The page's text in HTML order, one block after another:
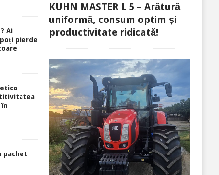
Ai
pierde
pachet
KUHN MASTER L 5 – Arătură
uniformă, consum optim și
productivitate ridicată!